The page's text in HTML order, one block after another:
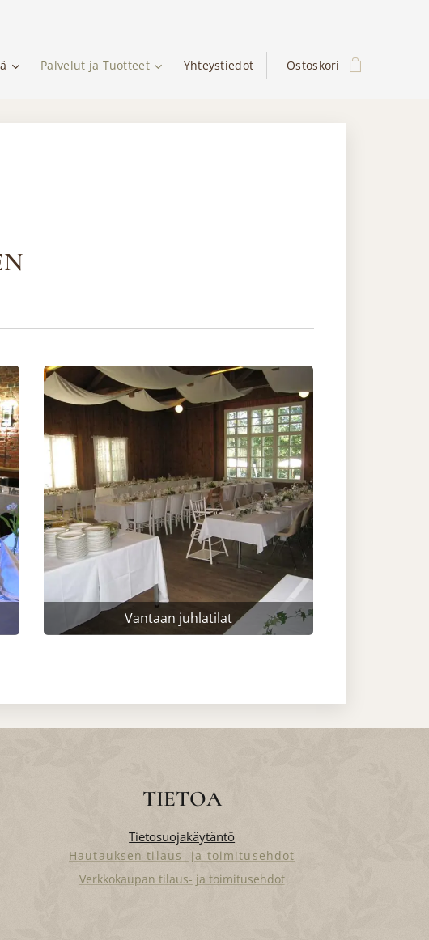
Palvelut ja Tuotteet Yhteystiedot Ostoskori
Vantaan juhlatilat
TIETOA
Tietosuojakäytäntö
Hautauksen tilaus- ja toimitusehdot
Verkkokaupan tilaus- ja toimitusehdot